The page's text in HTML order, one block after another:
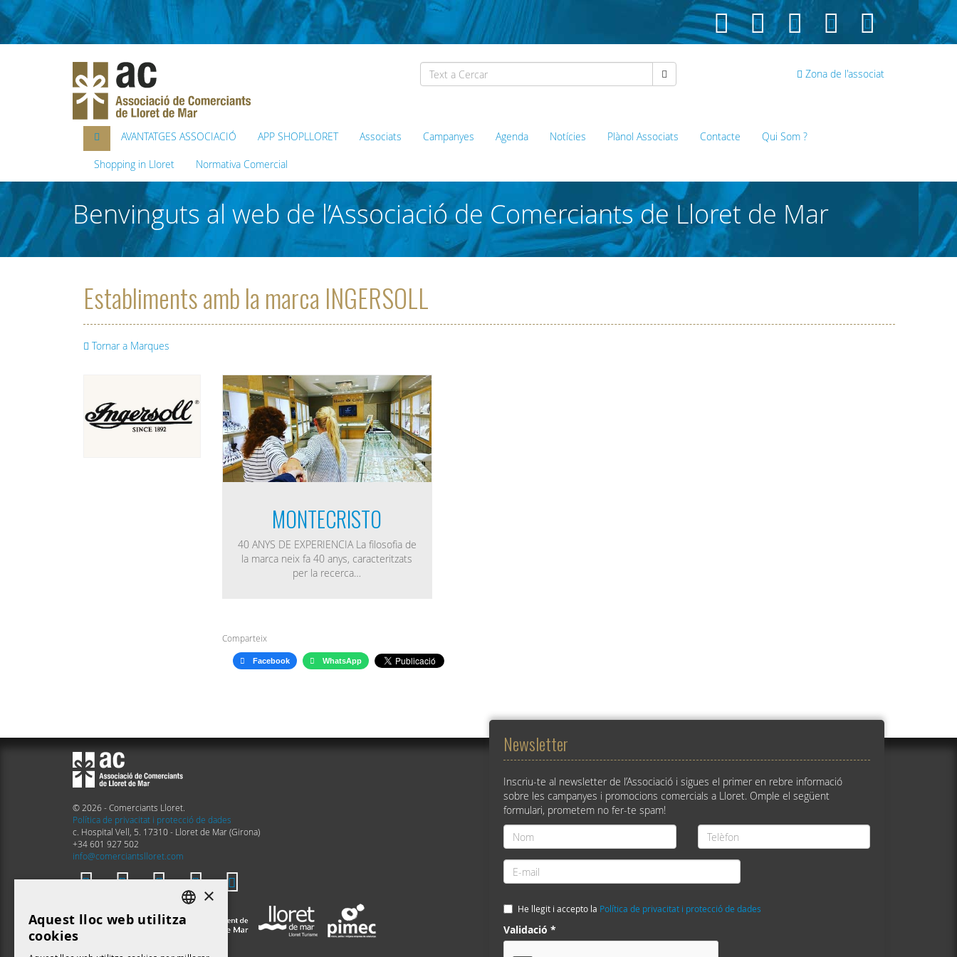
Zona de l'associat
AVANTATGES ASSOCIACIÓ APP SHOPLLORET Associats Campanyes Agenda Notícies Plànol Associats Contacte Qui Som ?
Shopping in Lloret Normativa Comercial
Benvinguts al web de l’Associació de Comerciants de Lloret de Mar
Establiments amb la marca INGERSOLL
Tornar a Marques
MONTECRISTO
40 ANYS DE EXPERIENCIA La filosofia de
la marca neix fa 40 anys, caracteritzats
per la recerca…
Comparteix
Facebook WhatsApp
© 2026 - Comerciants Lloret.
Política de privacitat i protecció de dades
c. Hospital Vell, 5. 17310 - Lloret de Mar (Girona)
+34 601 927 502
info@comerciantslloret.com
Newsletter
Inscriu-te al newsletter de l’Associació i sigues el primer en rebre informació
sobre les campanyes i promocions comercials a Lloret. Omple el següent
formulari, prometem no fer-te spam!
Nom
*
Telèfon
*
E-
mail
He llegit i accepto la Política de privacitat i protecció de dades
Validació *
DEFAULT LANGUAGE
×
Aquest lloc web utilitza
cookies